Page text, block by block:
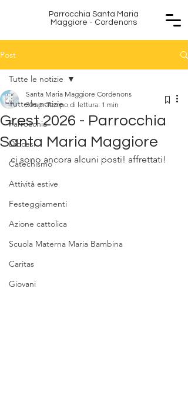
P S
M M
Parrocchia Santa Maria
Maggiore - Cordenons
Post
Tutte le notizie
Parrocchia
Diocesi
Catechismo
Attività estive
Festeggiamenti
Azione cattolica
Scuola Materna Maria Bambina
Caritas
Giovani
Tutte le notizie
Grest 2026 - Parrocchia
Santa Maria Maggiore
Santa Maria Maggiore Cordenons
30 apr Tempo di lettura: 1 min
ci sono ancora alcuni posti! affrettati!